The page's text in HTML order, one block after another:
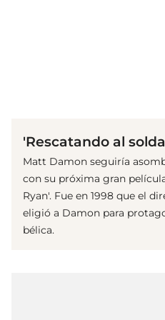
'Rescatando al
Matt Damon seguiría
con su próxima gran
Ryan'. Fue en 1998 que el
eligió a Damon para
bélica.